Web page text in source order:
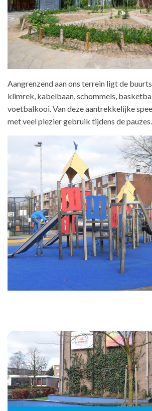
Aangrenzend aan ons terrein ligt de
klimrek, kabelbaan, schommels,
voetbalkooi. Van deze aantrekkelijke
met veel plezier gebruik tijdens de pauzes.